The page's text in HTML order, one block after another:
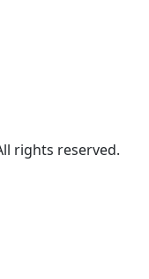
rights reserved.